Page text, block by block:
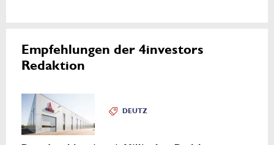
Empfehlungen der 4investors
Redaktion
DEUTZ